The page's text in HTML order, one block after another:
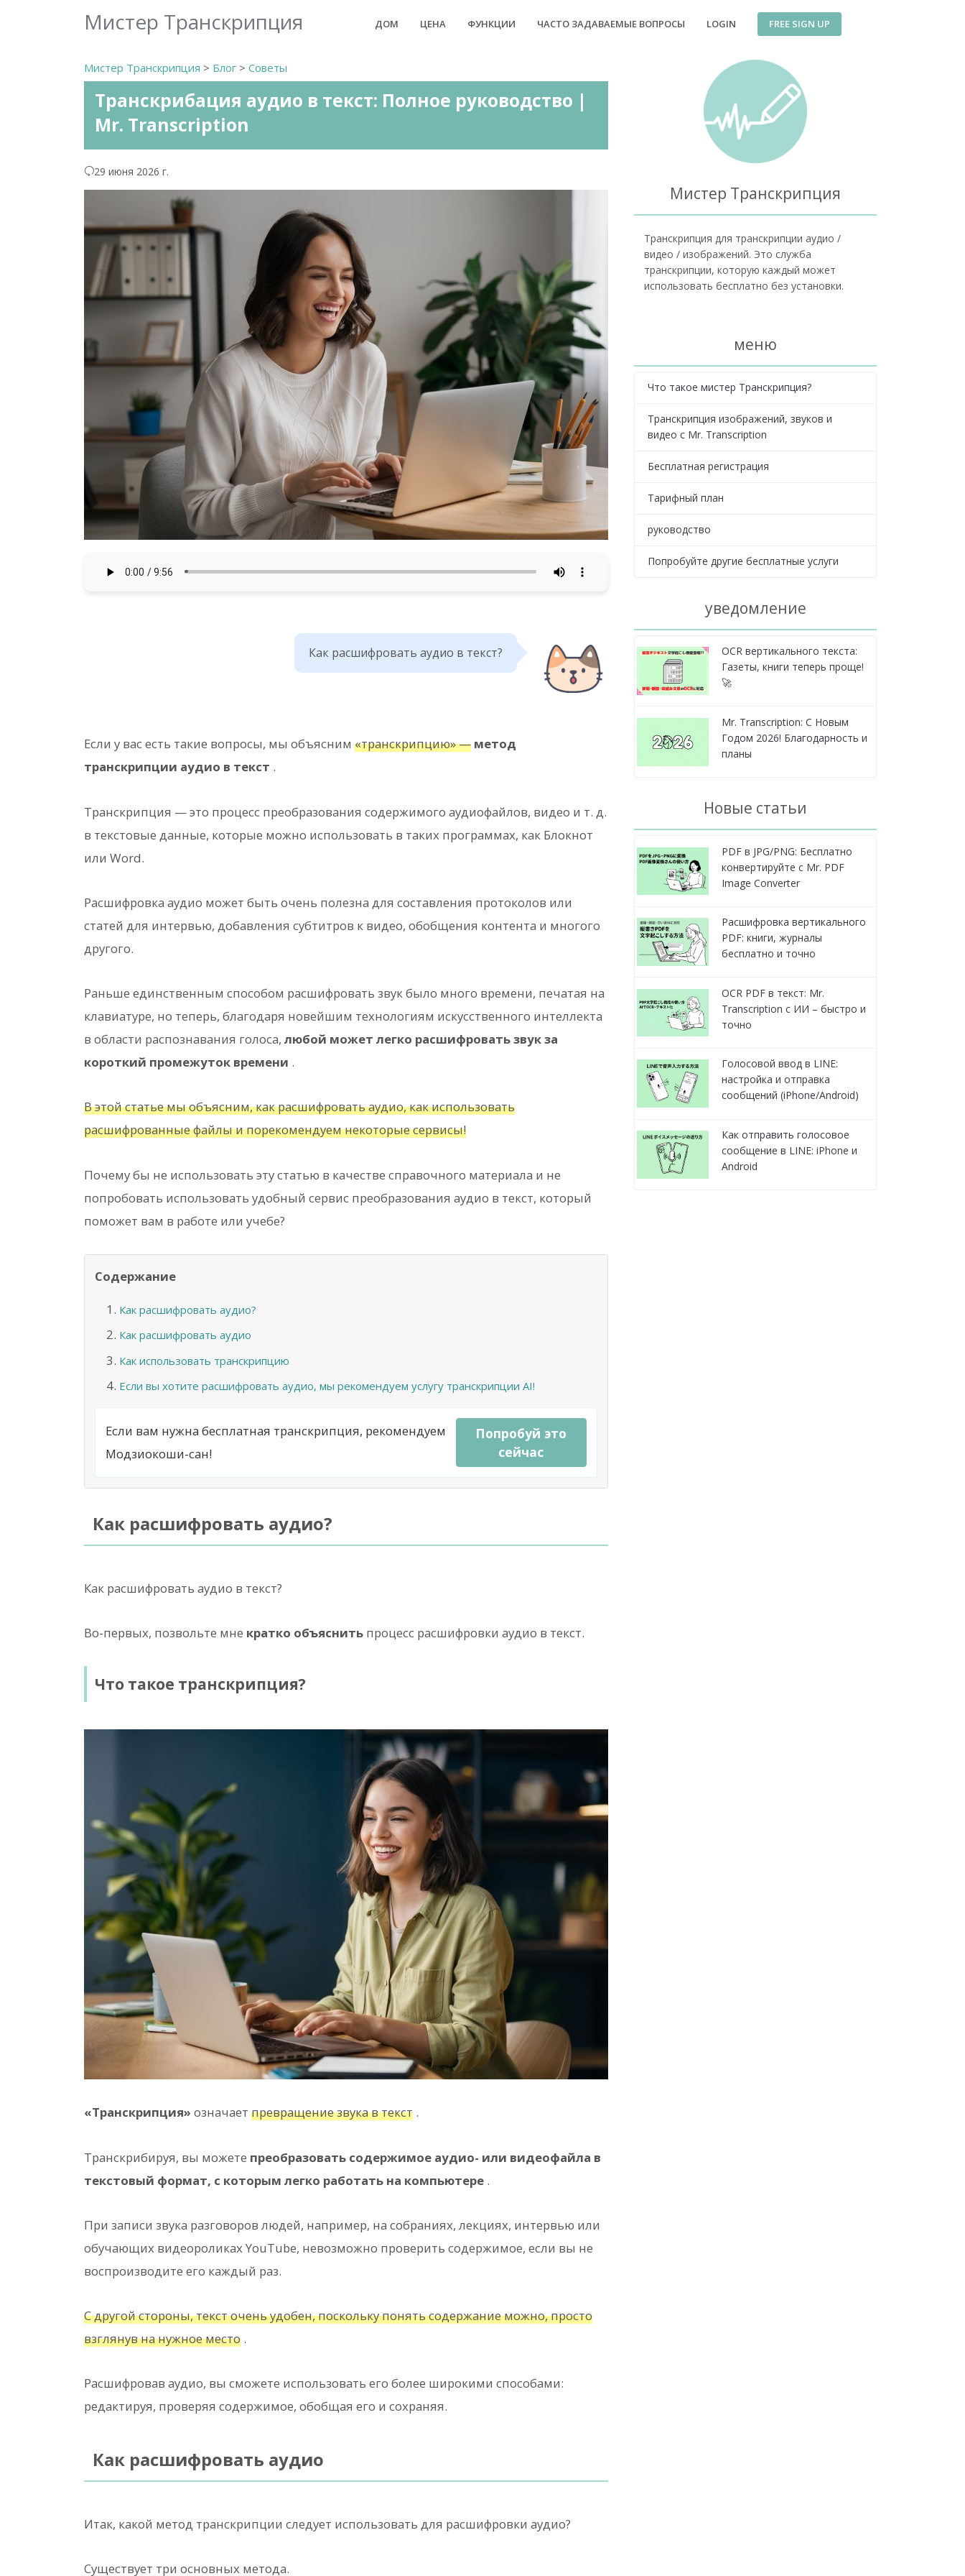
Мистер Транскрипция ДОМ ЦЕНА ФУНКЦИИ ЧАСТО ЗАДАВАЕМЫЕ ВОПРОСЫ LOGIN FREE SIGN UP
Мистер Транскрипция > Блог > Советы
Транскрибация аудио в текст: Полное руководство |
Mr. Transcription
29 июня 2026 г.
Как расшифровать аудио в текст?
Если у вас есть такие вопросы, мы объясним «транскрипцию» — метод
транскрипции аудио в текст .
Транскрипция — это процесс преобразования содержимого аудиофайлов, видео и т. д.
в текстовые данные, которые можно использовать в таких программах, как Блокнот
или Word.
Расшифровка аудио может быть очень полезна для составления протоколов или
статей для интервью, добавления субтитров к видео, обобщения контента и многого
другого.
Раньше единственным способом расшифровать звук было много времени, печатая на
клавиатуре, но теперь, благодаря новейшим технологиям искусственного интеллекта
в области распознавания голоса, любой может легко расшифровать звук за
короткий промежуток времени .
В этой статье мы объясним, как расшифровать аудио, как использовать
расшифрованные файлы и порекомендуем некоторые сервисы!
Почему бы не использовать эту статью в качестве справочного материала и не
попробовать использовать удобный сервис преобразования аудио в текст, который
поможет вам в работе или учебе?
Содержание
Как расшифровать аудио?
Как расшифровать аудио
Как использовать транскрипцию
Если вы хотите расшифровать аудио, мы рекомендуем услугу транскрипции AI!
Если вам нужна бесплатная транскрипция, рекомендуем
Модзиокоши-сан!
Попробуй это
сейчас
Как расшифровать аудио?
Как расшифровать аудио в текст?
Во-первых, позвольте мне кратко объяснить процесс расшифровки аудио в текст.
Что такое транскрипция?
«Транскрипция» означает превращение звука в текст .
Транскрибируя, вы можете преобразовать содержимое аудио- или видеофайла в
текстовый формат, с которым легко работать на компьютере .
При записи звука разговоров людей, например, на собраниях, лекциях, интервью или
обучающих видеороликах YouTube, невозможно проверить содержимое, если вы не
воспроизводите его каждый раз.
С другой стороны, текст очень удобен, поскольку понять содержание можно, просто
взглянув на нужное место .
Расшифровав аудио, вы сможете использовать его более широкими способами:
редактируя, проверяя содержимое, обобщая его и сохраняя.
Как расшифровать аудио
Итак, какой метод транскрипции следует использовать для расшифровки аудио?
Существует три основных метода.
Мистер Транскрипция
Транскрипция для транскрипции аудио /
видео / изображений. Это служба
транскрипции, которую каждый может
использовать бесплатно без установки.
меню
Что такое мистер Транскрипция?
Транскрипция изображений, звуков и
видео с Mr. Transcription
Бесплатная регистрация
Тарифный план
руководство
Попробуйте другие бесплатные услуги
уведомление
OCR вертикального текста:
Газеты, книги теперь проще!
🚀
Mr. Transcription: С Новым
Годом 2026! Благодарность и
планы
Новые статьи
PDF в JPG/PNG: Бесплатно
конвертируйте с Mr. PDF
Image Converter
Расшифровка вертикального
PDF: книги, журналы
бесплатно и точно
OCR PDF в текст: Mr.
Transcription с ИИ – быстро и
точно
Голосовой ввод в LINE:
настройка и отправка
сообщений (iPhone/Android)
Как отправить голосовое
сообщение в LINE: iPhone и
Android